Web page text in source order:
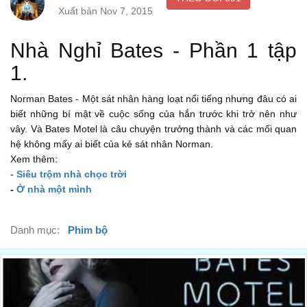
Bố...
Norman...
Norman...
Norman?
02:01
Norman.
Norman.
Oh, honey. I'm so sorry.
Con yêu. Mẹ xin lỗi.
02:22
This is the part where you say,
Phần của con phải nói thế này,
02:53
Xuất bản Nov 7, 2015
Nhà Nghỉ Bates - Phần 1 tập
1.
Norman Bates - Một sát nhân hàng loạt nổi tiếng nhưng đâu có ai
biết những bí mật về cuộc sống của hắn trước khi trở nên như
vây. Và Bates Motel là câu chuyện trưởng thành và các mối quan
hệ không mấy ai biết của kẻ sát nhân Norman.
Xem thêm:
- Siêu trộm nhà chọc trời
- Ở nhà một mình
Danh mục: Phim bộ